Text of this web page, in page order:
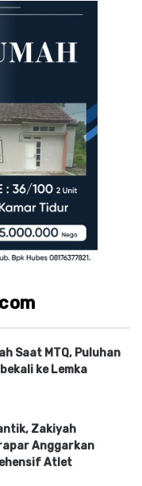
Saat MTQ, Puluhan
ke Lemka
Zakiyah
Anggarkan
Atlet